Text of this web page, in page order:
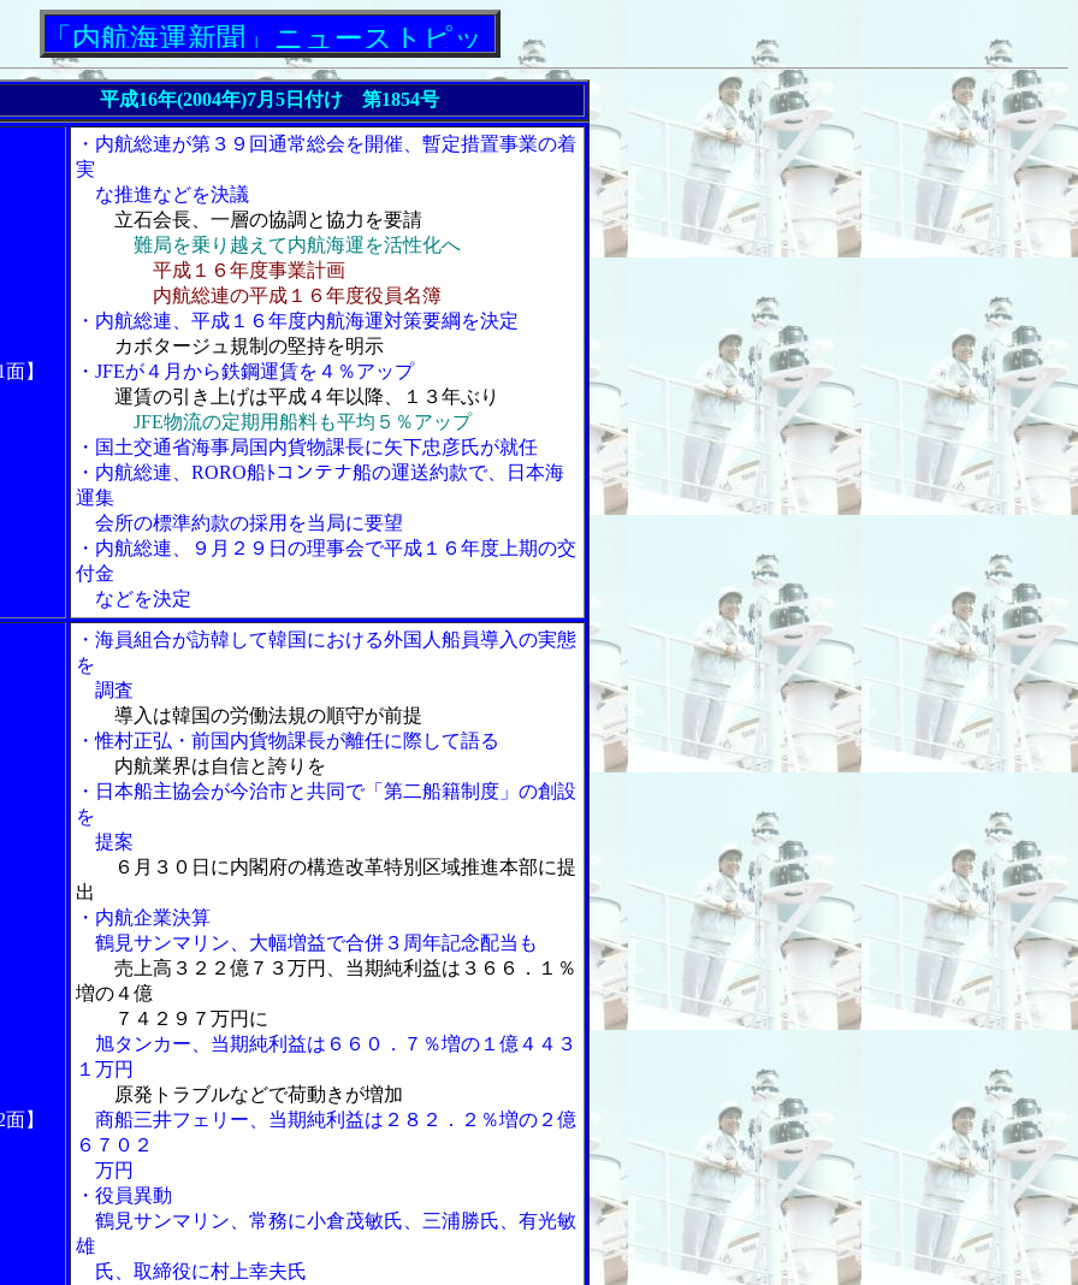
航海運新聞」ニューストピックス
平成16年(2004年)7月5日付け 第1854号
】
・内航総連が第３９回通常総会を開催、暫定措置事業の着
実
な推進などを決議
立石会長、一層の協調と協力を要請
難局を乗り越えて内航海運を活性化へ
平成１６年度事業計画
内航総連の平成１６年度役員名簿
・内航総連、平成１６年度内航海運対策要綱を決定
カボタージュ規制の堅持を明示
・JFEが４月から鉄鋼運賃を４％アップ
運賃の引き上げは平成４年以降、１３年ぶり
JFE物流の定期用船料も平均５％アップ
・国土交通省海事局国内貨物課長に矢下忠彦氏が就任
・内航総連、RORO船ﾄコンテナ船の運送約款で、日本海
運集
会所の標準約款の採用を当局に要望
・内航総連、９月２９日の理事会で平成１６年度上期の交
付金
などを決定
】
・海員組合が訪韓して韓国における外国人船員導入の実態
を
調査
導入は韓国の労働法規の順守が前提
・惟村正弘・前国内貨物課長が離任に際して語る
内航業界は自信と誇りを
・日本船主協会が今治市と共同で「第二船籍制度」の創設
を
提案
６月３０日に内閣府の構造改革特別区域推進本部に提
出
・内航企業決算
鶴見サンマリン、大幅増益で合併３周年記念配当も
売上高３２２億７３万円、当期純利益は３６６．１％
増の４億
７４２９７万円に
旭タンカー、当期純利益は６６０．７％増の１億４４３
１万円
原発トラブルなどで荷動きが増加
商船三井フェリー、当期純利益は２８２．２％増の２億
６７０２
万円
・役員異動
鶴見サンマリン、常務に小倉茂敏氏、三浦勝氏、有光敏
雄
氏、取締役に村上幸夫氏